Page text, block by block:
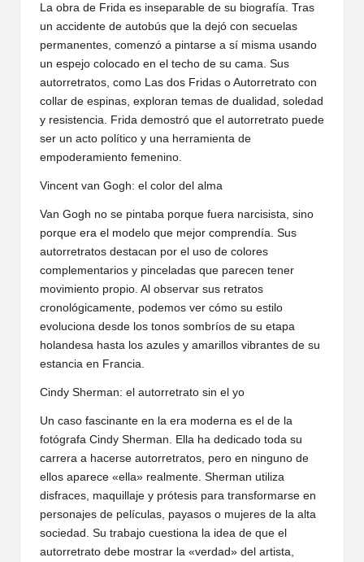
La obra de Frida es inseparable de su biografía. Tras
un accidente de autobús que la dejó con secuelas
permanentes, comenzó a pintarse a sí misma usando
un espejo colocado en el techo de su cama. Sus
autorretratos, como Las dos Fridas o Autorretrato con
collar de espinas, exploran temas de dualidad, soledad
y resistencia. Frida demostró que el autorretrato puede
ser un acto político y una herramienta de
empoderamiento femenino.
Vincent van Gogh: el color del alma
Van Gogh no se pintaba porque fuera narcisista, sino
porque era el modelo que mejor comprendía. Sus
autorretratos destacan por el uso de colores
complementarios y pinceladas que parecen tener
movimiento propio. Al observar sus retratos
cronológicamente, podemos ver cómo su estilo
evoluciona desde los tonos sombríos de su etapa
holandesa hasta los azules y amarillos vibrantes de su
estancia en Francia.
Cindy Sherman: el autorretrato sin el yo
Un caso fascinante en la era moderna es el de la
fotógrafa Cindy Sherman. Ella ha dedicado toda su
carrera a hacerse autorretratos, pero en ninguno de
ellos aparece «ella» realmente. Sherman utiliza
disfraces, maquillaje y prótesis para transformarse en
personajes de películas, payasos o mujeres de la alta
sociedad. Su trabajo cuestiona la idea de que el
autorretrato debe mostrar la «verdad» del artista,